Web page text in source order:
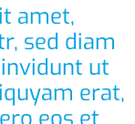
amet,
sed diam
ut
erat,